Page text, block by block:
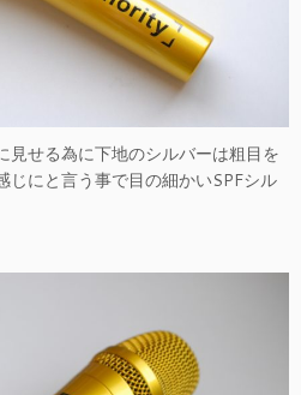
見せる為に下地のシルバーは粗目を
じにと言う事で目の細かいSPFシル